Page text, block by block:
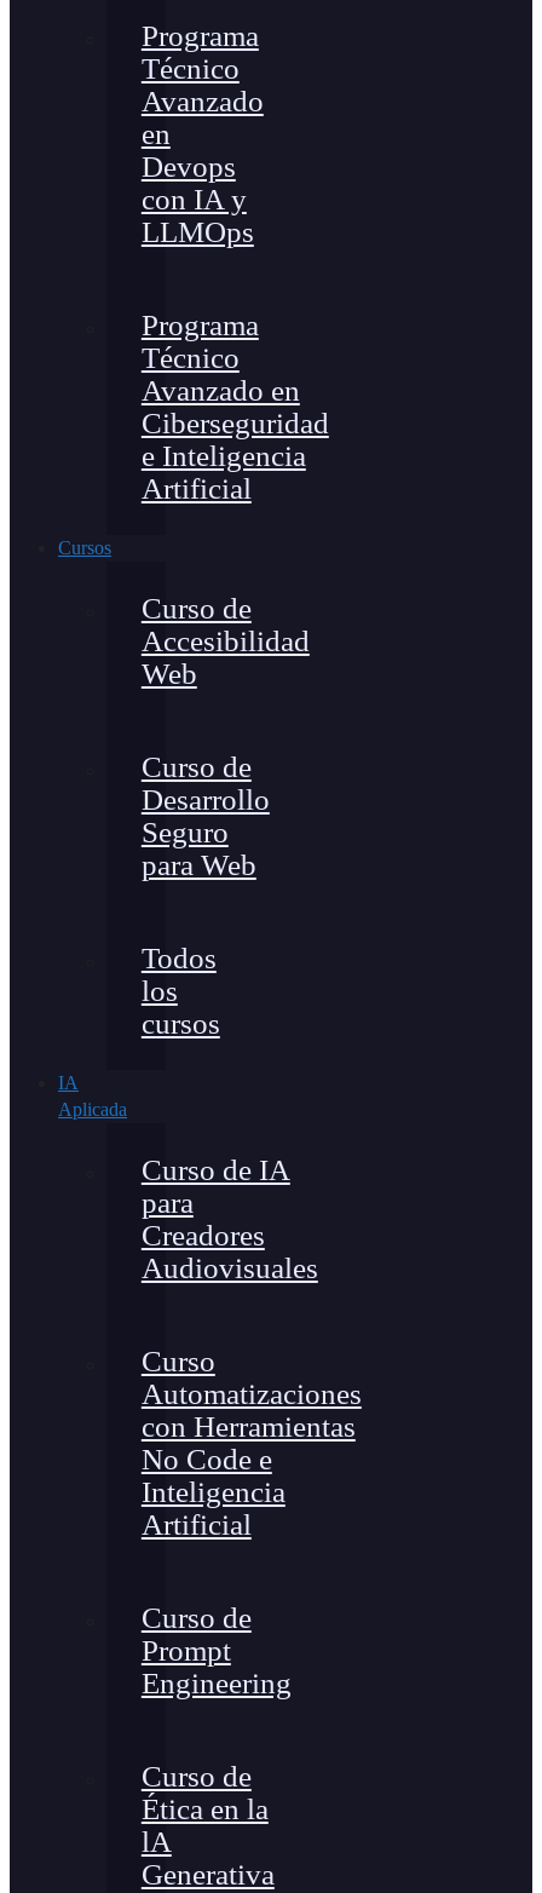
Programa
Técnico
Avanzado
en
Devops
con IA y
LLMOps
Programa
Técnico
Avanzado en
Ciberseguridad
e Inteligencia
Artificial
Cursos
Curso de
Accesibilidad
Web
Curso de
Desarrollo
Seguro
para Web
Todos
los
cursos
IA
Aplicada
Curso de IA
para
Creadores
Audiovisuales
Curso
Automatizaciones
con Herramientas
No Code e
Inteligencia
Artificial
Curso de
Prompt
Engineering
Curso de
Ética en la
lA
Generativa